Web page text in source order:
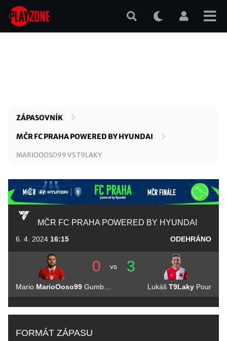
Přejít
hlavnímu
ZÁPASOVNÍK
MČR FC PRAHA POWERED BY HYUNDAI
MARIOOOSO99 VS T9LAKY
MČR FC PRAHA POWERED BY HYUNDAI
6. 4. 2024 16:15 ODEHRÁNO
0 vs 3
Mario MarioOoso99 Gumbrešt Lukáš T9Laky Pour
FORMÁT ZÁPASU